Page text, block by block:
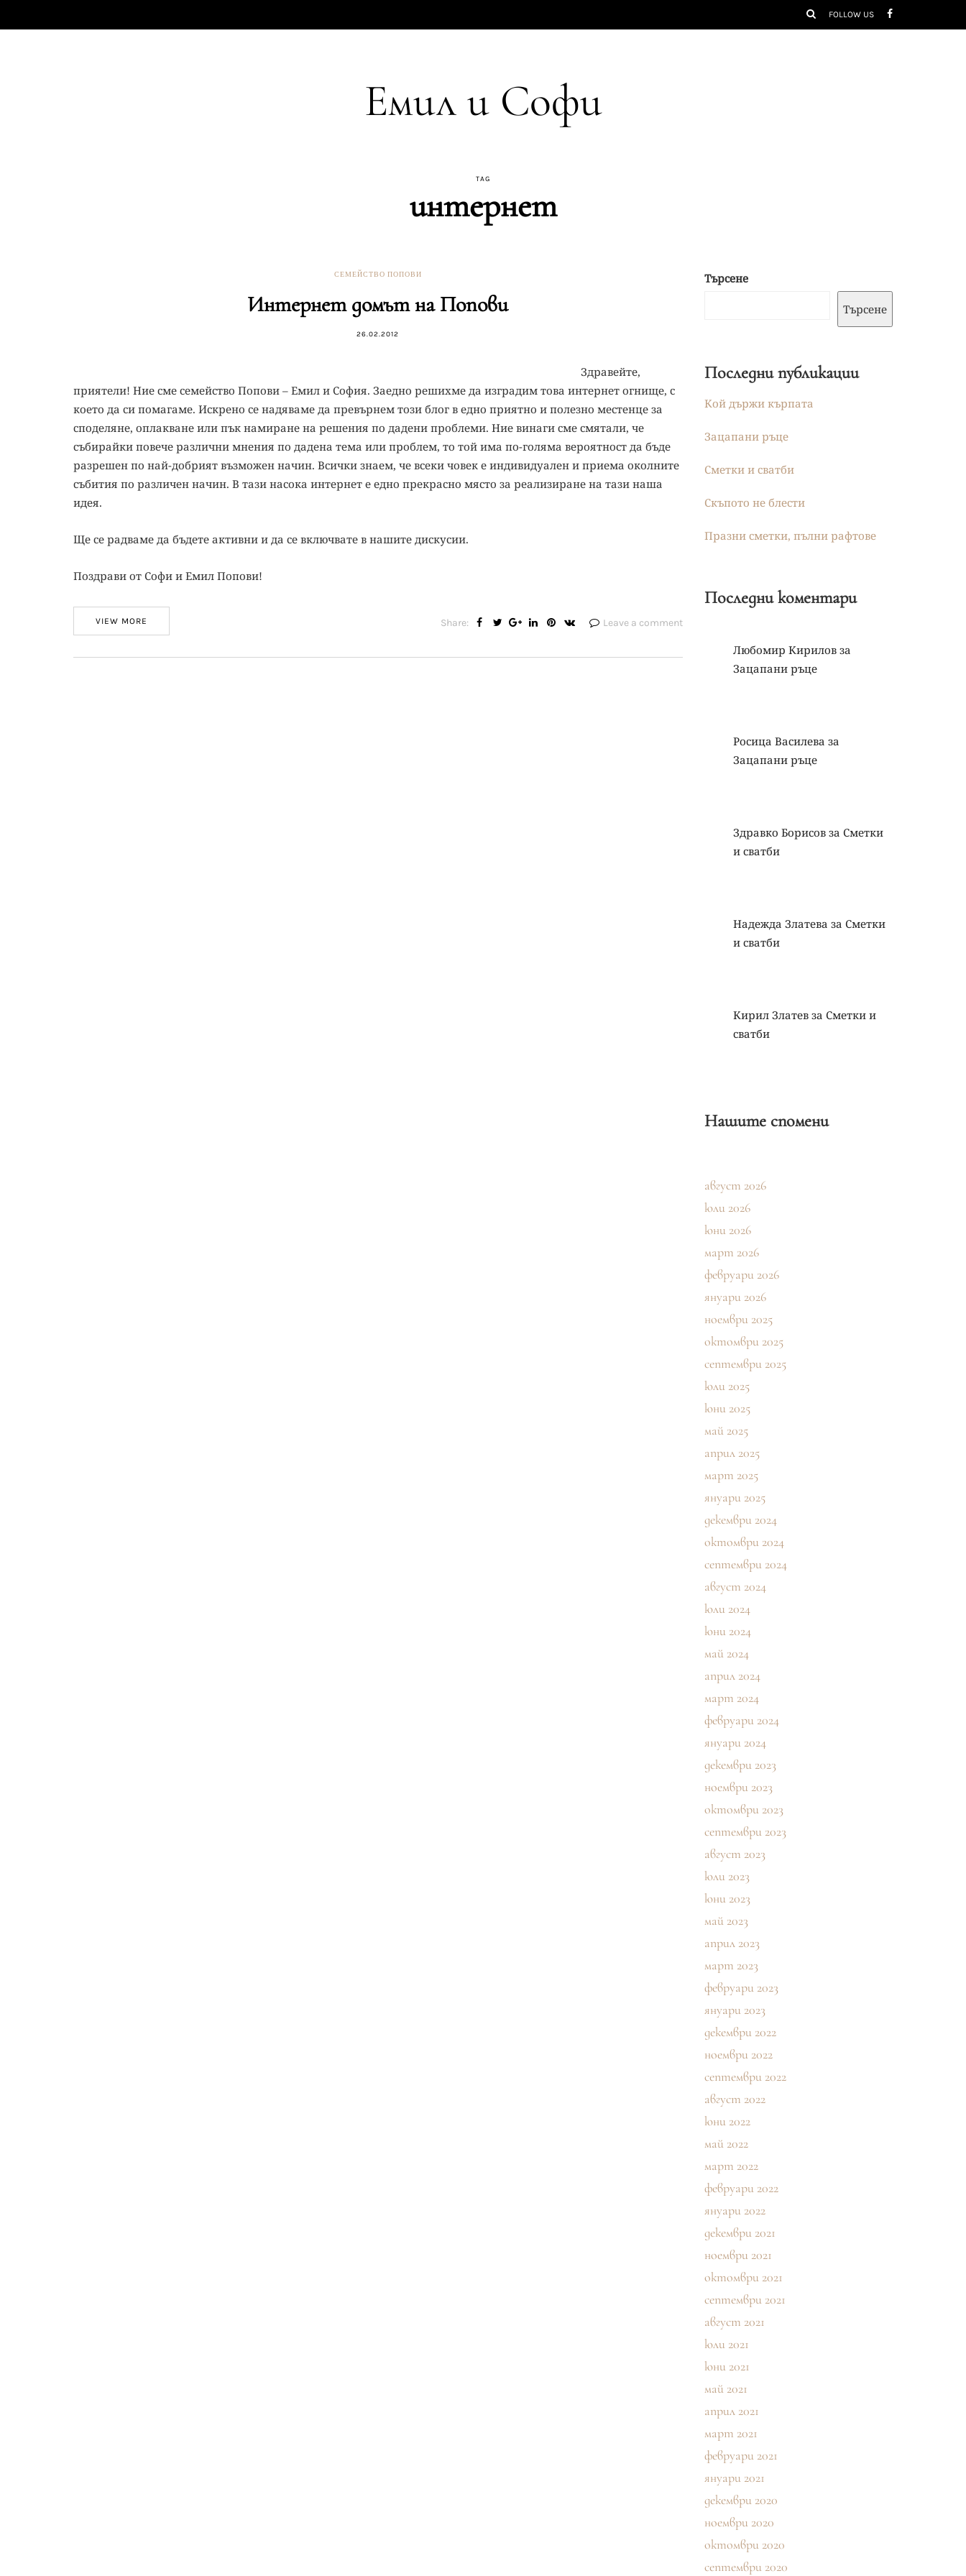
FOLLOW US
Емил и Софи
TAG
интернет
СЕМЕЙСТВО ПОПОВИ
Интернет домът на Попови
26.02.2012
Здравейте,
приятели! Ние сме семейство Попови – Емил и София. Заедно решихме да изградим това интернет огнище, с
което да си помагаме. Искрено се надяваме да превърнем този блог в едно приятно и полезно местенце за
споделяне, оплакване или пък намиране на решения по дадени проблеми. Ние винаги сме смятали, че
събирайки повече различни мнения по дадена тема или проблем, то той има по-голяма вероятност да бъде
разрешен по най-добрият възможен начин. Всички знаем, че всеки човек е индивидуален и приема околните
събития по различен начин. В тази насока интернет е едно прекрасно място за реализиране на тази наша
идея.
Ще се радваме да бъдете активни и да се включвате в нашите дискусии.
Поздрави от Софи и Емил Попови!
VIEW MORE Leave a comment
Share:
Търсене
Търсене
Последни публикации
Кой държи кърпата
Зацапани ръце
Сметки и сватби
Скъпото не блести
Празни сметки, пълни рафтове
Последни коментари
Любомир Кириловза
Зацапани ръце
Росица Василева за
Зацапани ръце
Здравко Борисовза Сметки
и сватби
Надежда Златева за Сметки
и сватби
Кирил Златевза Сметки и
сватби
Нашите спомени
август 2026
юли 2026
юни 2026
март 2026
февруари 2026
януари 2026
ноември 2025
октомври 2025
септември 2025
юли 2025
юни 2025
май 2025
април 2025
март 2025
януари 2025
декември 2024
октомври 2024
септември 2024
август 2024
юли 2024
юни 2024
май 2024
април 2024
март 2024
февруари 2024
януари 2024
декември 2023
ноември 2023
октомври 2023
септември 2023
август 2023
юли 2023
юни 2023
май 2023
април 2023
март 2023
февруари 2023
януари 2023
декември 2022
ноември 2022
септември 2022
август 2022
юни 2022
май 2022
март 2022
февруари 2022
януари 2022
декември 2021
ноември 2021
октомври 2021
септември 2021
август 2021
юли 2021
юни 2021
май 2021
април 2021
март 2021
февруари 2021
януари 2021
декември 2020
ноември 2020
октомври 2020
септември 2020